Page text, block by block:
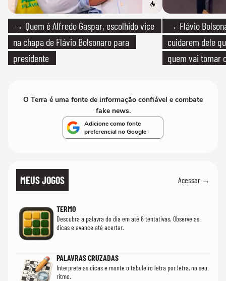
→ Quem é Alfredo Gaspar, escolhido vice
na chapa de Flávio Bolsonaro para
presidente
→ Flávio
cuidarem dele
quem vai tomar
O Terra é uma fonte de informação confiável e combate
fake news.
Adicione como fonte
preferencial no Google
MEUS JOGOS Acessar →
TERMO
Descubra a palavra do dia em até 6 tentativas. Observe as
dicas e avance até acertar.
PALAVRAS CRUZADAS
Interprete as dicas e monte o tabuleiro letra por letra, no seu
ritmo.